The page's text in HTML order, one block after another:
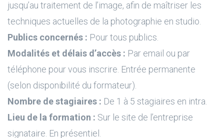
jusqu’au traitement de l’image, afin de maîtriser les
techniques actuelles de la photographie en studio.
Publics concernés : Pour tous publics.
Modalités et délais d’accès : Par email ou par
téléphone pour vous inscrire. Entrée permanente
(selon disponibilité du formateur).
Nombre de stagiaires : De 1 à 5 stagiaires en intra.
Lieu de la formation : Sur le site de l’entreprise
signataire. En présentiel.